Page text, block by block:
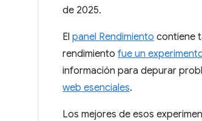
de 2025.
El panel Rendimiento contiene
rendimiento fue un
información para depurar
web esenciales.
Los mejores de esos